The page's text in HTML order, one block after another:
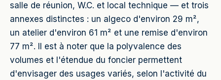
salle de réunion, W.C. et local technique — et trois
annexes distinctes : un algeco d'environ 29 m²,
un atelier d'environ 61 m² et une remise d'environ
77 m². Il est à noter que la polyvalence des
volumes et l'étendue du foncier permettent
d'envisager des usages variés, selon l'activité du